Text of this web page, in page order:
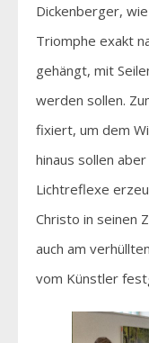
Dickenberger,
Triomphe exakt
gehängt, mit
werden sollen.
fixiert, um dem
hinaus sollen
Lichtreflexe
Christo in seinen
auch am
vom Künstler